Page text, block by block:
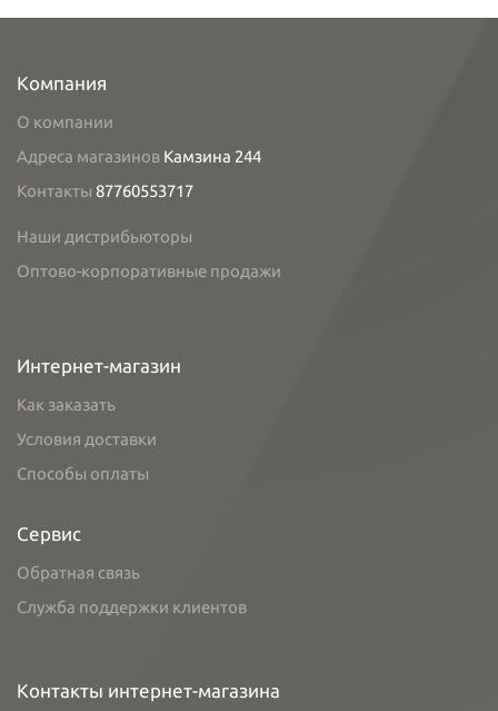
Компания
О компании
Адреса магазинов Камзина 244
Контакты 87760553717
Наши дистрибьюторы
Оптово-корпоративные продажи
Интернет-магазин
Как заказать
Условия доставки
Способы оплаты
Сервис
Обратная связь
Служба поддержки клиентов
Контакты интернет-магазина